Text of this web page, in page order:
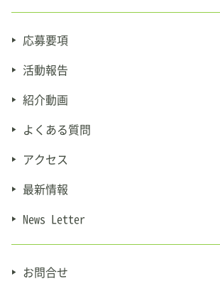
応募要項
活動報告
紹介動画
よくある質問
アクセス
最新情報
News Letter
お問合せ